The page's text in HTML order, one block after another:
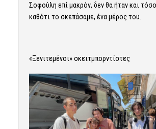
Σοφούλη επί μακρόν, δεν θα ήταν και
καθότι το σκεπάσαμε, ένα μέρος του.
«Ξενιτεμένοι» σκειτμπορντίστες